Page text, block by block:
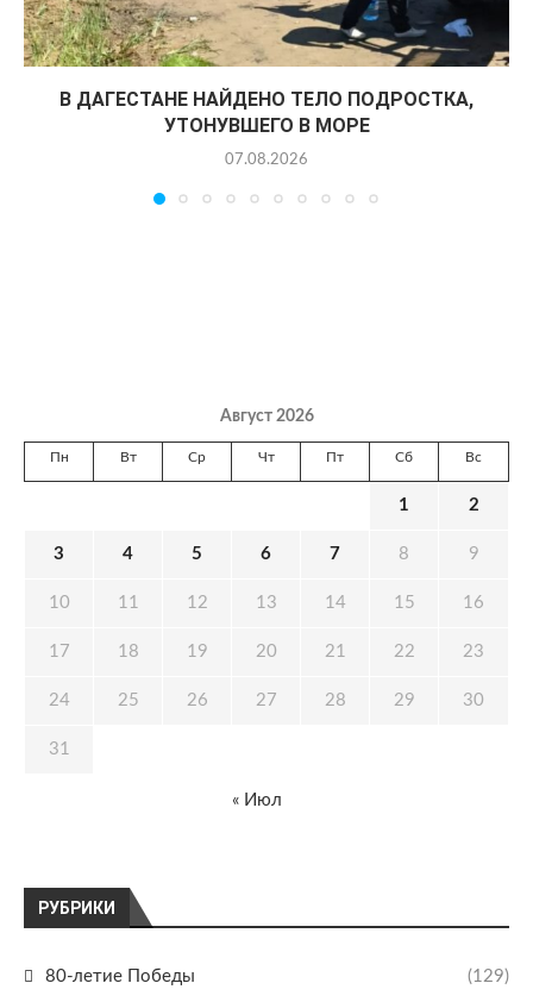
В ДАГЕСТАНЕ НАЙДЕНО ТЕЛО ПОДРОСТКА,
УТОНУВШЕГО В МОРЕ
07.08.2026
РУБРИКИ
80-летие Победы (129)
Август 2026
Пн Вт Ср Чт Пт Сб Вс
1 2
3 4 5 6 7 8 9
10 11 12 13 14 15 16
17 18 19 20 21 22 23
24 25 26 27 28 29 30
31
« Июл